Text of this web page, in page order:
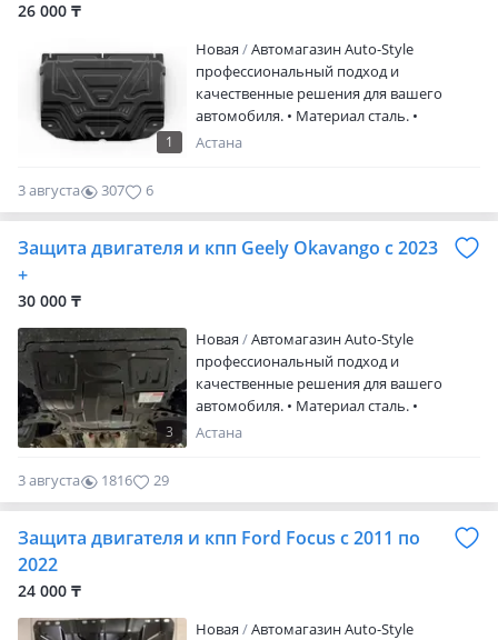
26 000 ₸
1
Новая
Автомагазин Auto-Style
профессиональный подход и
качественные решения для вашего
автомобиля. • Материал сталь. •
Толщина 2 мм. • Порошковое покрытие.
регионы. Посмотрите другие наши
объявления — возможно, найдёте
Астана
3 августа 307 6
Защита двигателя и кпп Geely Okavango с 2023
+
30 000 ₸
3
Новая
Автомагазин Auto-Style
профессиональный подход и
качественные решения для вашего
автомобиля. • Материал сталь. •
Толщина 2 мм. • Порошковое покрытие.
Посмотрите другие наши объявления —
возможно, найдёте именно то, что
Астана
3 августа 1816 29
Защита двигателя и кпп Ford Focus с 2011 по
2022
24 000 ₸
Новая
Автомагазин Auto-Style